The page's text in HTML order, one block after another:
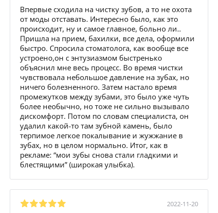
Впервые сходила на чистку зубов, а то не охота
от моды отставать. Интересно было, как это
происходит, ну и самое главное, больно ли..
Пришла на прием, бахилки, все дела, оформили
быстро. Спросила стоматолога, как вообще все
устроено,он с энтузиазмом быстренько
объяснил мне весь процесс. Во время чистки
чувствовала небольшое давление на зубах, но
ничего болезненного. Затем настало время
промежутков между зубами, это было уже чуть
более необычно, но тоже не сильно вызывало
дискомфорт. Потом по словам специалиста, он
удалил какой-то там зубной камень, было
терпимое легкое покалывание и жужжание в
зубах, но в целом нормально. Итог, как в
рекламе: “мои зубы снова стали гладкими и
блестящими” (широкая улыбка).
2022-11-20